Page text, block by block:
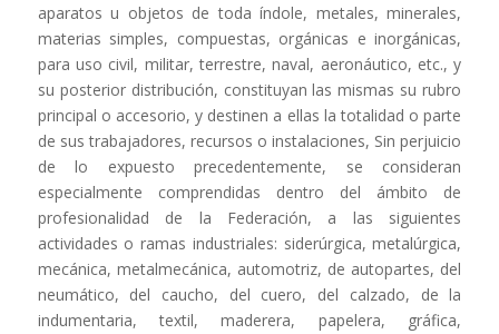
aparatos u objetos de toda índole, metales, minerales,
materias simples, compuestas, orgánicas e inorgánicas,
para uso civil, militar, terrestre, naval, aeronáutico, etc., y
su posterior distribución, constituyan las mismas su rubro
principal o accesorio, y destinen a ellas la totalidad o parte
de sus trabajadores, recursos o instalaciones, Sin perjuicio
de lo expuesto precedentemente, se consideran
especialmente comprendidas dentro del ámbito de
profesionalidad de la Federación, a las siguientes
actividades o ramas industriales: siderúrgica, metalúrgica,
mecánica, metalmecánica, automotriz, de autopartes, del
neumático, del caucho, del cuero, del calzado, de la
indumentaria, textil, maderera, papelera, gráfica,